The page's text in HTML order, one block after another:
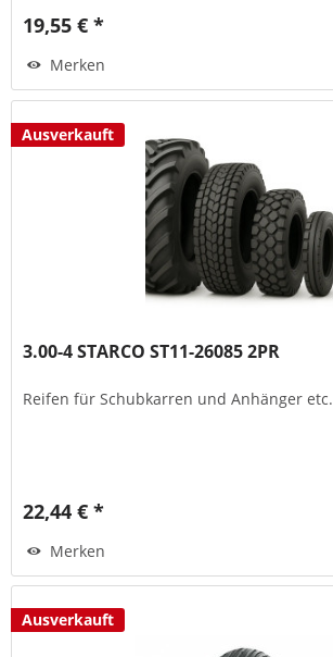
19,55 € *
Merken
Ausverkauft
3.00-4 STARCO ST11-26085 2PR
Reifen für Schubkarren und Anhänger etc.
22,44 € *
Merken
Ausverkauft